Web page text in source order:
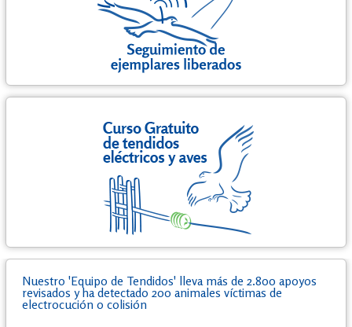
Nuestro 'Equipo de Tendidos' lleva más de 2.800 apoyos
revisados y ha detectado 200 animales víctimas de
electrocución o colisión